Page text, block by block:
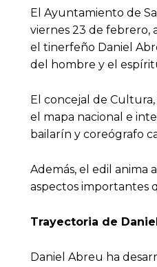
El Ayuntamiento de
viernes 23 de febrero,
el tinerfeño Daniel
del hombre y el
El concejal de
el mapa nacional e
bailarín y coreógrafo
Además, el edil anima
aspectos importantes
Trayectoria de
Daniel Abreu ha